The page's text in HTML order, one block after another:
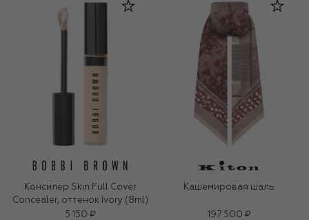
Консилер Skin Full Cover
Concealer, оттенок Ivory (8ml)
5 150 ₽
Кашемировая шаль
197 500 ₽